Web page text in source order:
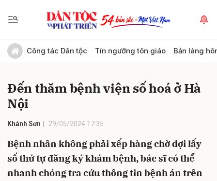
Công tác Dân tộc Tín ngưỡng tôn giáo Bản làng
Đến thăm bệnh viện số hoá ở Hà
Nội
Khánh Sơn 29/05/2024 17:35
Bệnh nhân không phải xếp hàng chờ đợi lấy
số thứ tự đăng ký khám bệnh, bác sĩ có thể
nhanh chóng tra cứu thông tin bệnh án trên
Gửi bình luận
Hủy Gửi